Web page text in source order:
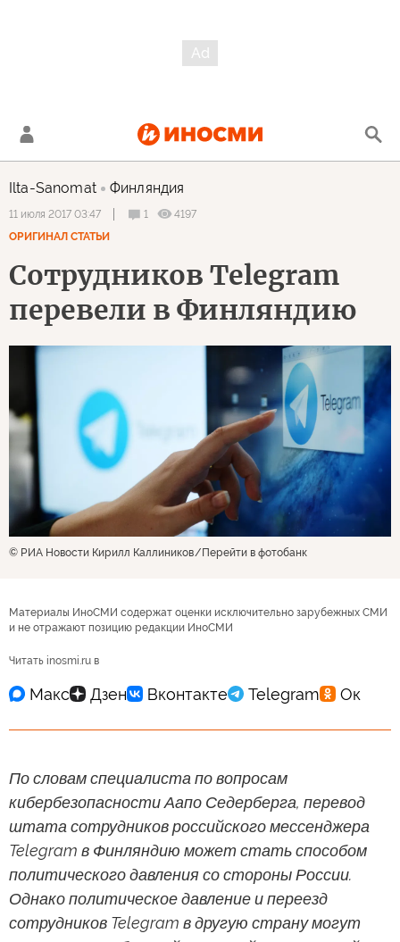
Ilta-Sanomat Финляндия
11 июля 2017 03:47 1
4197
ОРИГИНАЛ СТАТЬИ
Сотрудников Telegram
перевели в Финляндию
© РИА Новости Кирилл Каллиников Перейти в фотобанк
Материалы ИноСМИ содержат оценки исключительно зарубежных СМИ
и не отражают позицию редакции ИноСМИ
Читать inosmi.ru в
По словам специалиста по вопросам
кибербезопасности Аапо Седерберга, перевод
штата сотрудников российского мессенджера
Telegram в Финляндию может стать способом
политического давления со стороны России.
Однако политическое давление и переезд
сотрудников Telegram в другую страну могут